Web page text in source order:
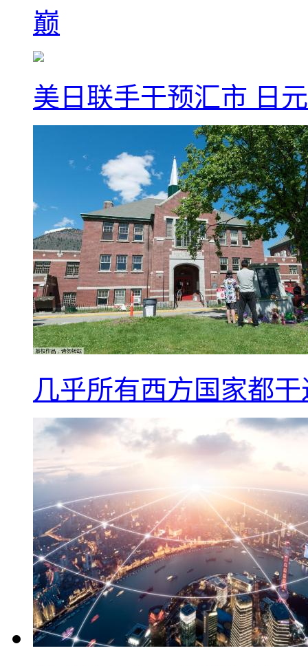
巅
美日联手干预汇市 日
几乎所有西方国家都